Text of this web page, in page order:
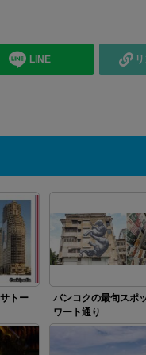
LINE
トー
バンコクの最旬ス
ワート通り